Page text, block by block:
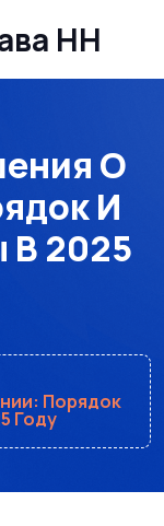
НН
О
И
В 2025
Порядок
Году